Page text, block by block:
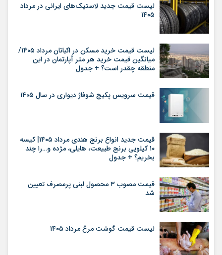
لیست قیمت جدید لاستیک‌های ایرانی در مرداد
۱۴۰۵
لیست قیمت خرید مسکن در اکباتان مرداد ۱۴۰۵/
میانگین قیمت خرید هر متر آپارتمان در این
منطقه چقدر است؟ + جدول
قیمت سرویس پکیج شوفاژ دیواری در سال ۱۴۰۵
قیمت جدید انواع برنج هندی مرداد ۱۴۰۵| کیسه
۱۰ کیلویی برنج طبیعت، هایلی، مژده و…را چند
بخریم؟ + جدول
قیمت مصوب ۳ محصول لبنی پرمصرف تعیین
شد
لیست قیمت گوشت مرغ مرداد ۱۴۰۵